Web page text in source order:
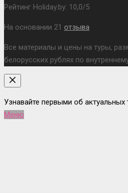
Рейтинг Holiday.by: 10,0/5
На основании 21 отзыва
Все материалы и цены на туры,
белорусских рублях по
Узнавайте первыми об актуальных
Меню